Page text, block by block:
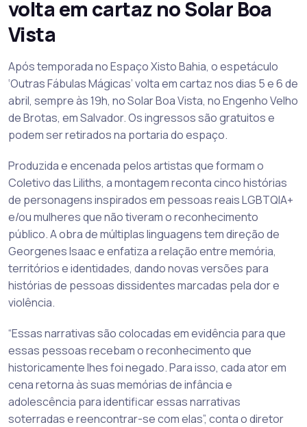
volta em cartaz no Solar Boa
Vista
Após temporada no Espaço Xisto Bahia, o espetáculo
‘Outras Fábulas Mágicas’ volta em cartaz nos dias 5 e 6 de
abril, sempre às 19h, no Solar Boa Vista, no Engenho Velho
de Brotas, em Salvador. Os ingressos são gratuitos e
podem ser retirados na portaria do espaço.
Produzida e encenada pelos artistas que formam o
Coletivo das Liliths, a montagem reconta cinco histórias
de personagens inspirados em pessoas reais LGBTQIA+
e/ou mulheres que não tiveram o reconhecimento
público. A obra de múltiplas linguagens tem direção de
Georgenes Isaac e enfatiza a relação entre memória,
territórios e identidades, dando novas versões para
histórias de pessoas dissidentes marcadas pela dor e
violência.
“Essas narrativas são colocadas em evidência para que
essas pessoas recebam o reconhecimento que
historicamente lhes foi negado. Para isso, cada ator em
cena retorna às suas memórias de infância e
adolescência para identificar essas narrativas
soterradas e reencontrar-se com elas”, conta o diretor